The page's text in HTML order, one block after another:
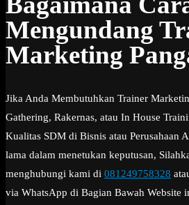
Mengundang
Marketing
Jika Anda Membutuhkan Trainer
Gathering, Rakernas, atau In House
Kualitas SDM di Bisnis atau Perusahaan
lama dalam menetukan keputusan,
menghubungi kami di 081249758328
via WhatsApp di Bagian Bawah Website